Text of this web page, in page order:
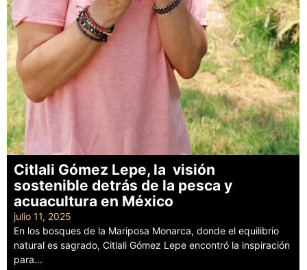
Citlali Gómez Lepe, la visión
sostenible detrás de la pesca y
acuacultura en México
julio 11, 2025
En los bosques de la Mariposa Monarca, donde el equilibrio
natural es sagrado, Citlali Gómez Lepe encontró la inspiración
para...